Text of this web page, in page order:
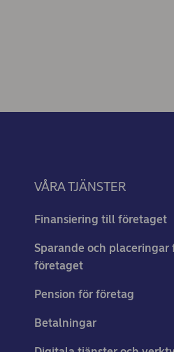
VÅRA TJÄNSTER
Finansiering till företaget
Sparande och placeringar
företaget
Pension för företag
Betalningar